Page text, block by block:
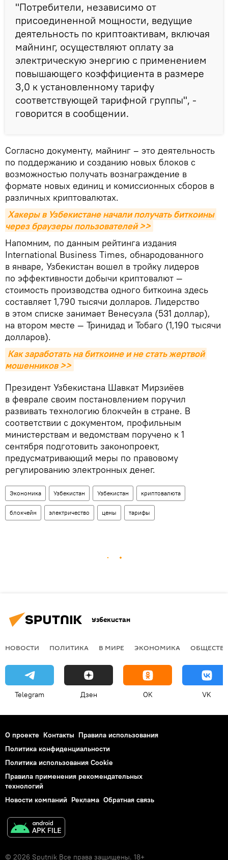
"Потребители, независимо от
присоединенной мощности, ведущие
деятельность по криптоактивам, включая
майнинг, осуществляют оплату за
электрическую энергию с применением
повышающего коэффициента в размере
3,0 к установленному тарифу
соответствующей тарифной группы", -
говорится в сообщении.
Согласно документу, майнинг – это деятельность
по поддержанию и созданию новых блоков с
возможностью получать вознаграждение в
формате новых единиц и комиссионных сборов в
различных криптовалютах.
Хакеры в Узбекистане начали получать биткоины
через браузеры пользователей >>
Напомним, по данным рейтинга издания
International Business Times, обнародованного
в январе, Узбекистан вошел в тройку лидеров
по эффективности добычи криптовалют —
стоимость производства одного биткоина здесь
составляет 1,790 тысячи долларов. Лидерство
в этом списке занимает Венесуэла (531 доллар),
на втором месте — Тринидад и Тобаго (1,190 тысячи
долларов).
Как заработать на биткоине и не стать жертвой
мошенников >>
Президент Узбекистана Шавкат Мирзиёев
в феврале своим постановлением поручил
развивать технологию блокчейн в стране. В
соответствии с документом, профильным
министерствам и ведомствам поручено к 1
сентября подготовить законопроект,
предусматривающий меры по правовому
регулированию электронных денег.
Экономика Узбекистан Узбекистан криптовалюта
блокчейн электричество цены тарифы
Узбекистан
НОВОСТИ ПОЛИТИКА В МИРЕ ЭКОНОМИКА
Telegram Дзен OK VK
О проекте Контакты Правила использования
Политика конфиденциальности
Политика использования Cookie
Правила применения рекомендательных
технологий
Новости компаний Реклама Обратная связь
© 2026 Sputnik Все права защищены. 18+